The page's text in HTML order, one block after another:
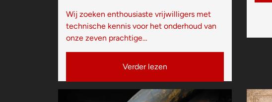
Wij zoeken enthousiaste vrijwilligers met
technische kennis voor het onderhoud van
onze zeven prachtige…
Verder lezen